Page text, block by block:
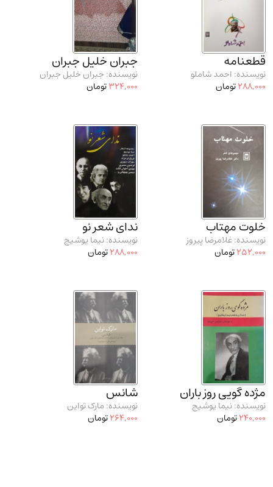
قطعنامه
نویسنده: احمد شاملو
288,000تومان
جبران خلیل جبران
نویسنده: جبران خلیل جبران
324,000تومان
خلوت مهتاب
نویسنده: غلامرضا پیروز
252,000تومان
ندای شعر نو
نویسنده: نیما یوشیج
288,000تومان
مژده گویی روز باران
نویسنده: نیما یوشیج
240,000تومان
شانس
نویسنده: مارک تواین
264,000تومان